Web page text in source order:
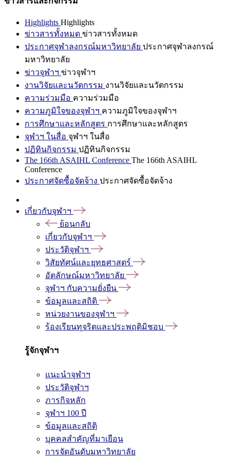
Highlights Highlights
ข่าวสารทั้งหมด ข่าวสารทั้งหมด
ประกาศจุฬาลงกรณ์มหาวิทยาลัย ประกาศจุฬาลงกรณ์
มหาวิทยาลัย
ข่าวจุฬาฯ ข่าวจุฬาฯ
งานวิจัยและนวัตกรรม งานวิจัยและนวัตกรรม
ความร่วมมือ ความร่วมมือ
ความภูมิใจของจุฬาฯ ความภูมิใจของจุฬาฯ
การศึกษาและหลักสูตร การศึกษาและหลักสูตร
จุฬาฯ ในสื่อ จุฬาฯ ในสื่อ
ปฏิทินกิจกรรม ปฏิทินกิจกรรม
The 166th ASAIHL Conference The 166th ASAIHL
Conference
ประกาศจัดซื้อจัดจ้าง ประกาศจัดซื้อจัดจ้าง
เกี่ยวกับจุฬาฯ
ย้อนกลับ
เกี่ยวกับจุฬาฯ
ประวัติจุฬาฯ
วิสัยทัศน์และยุทธศาสตร์
อัตลักษณ์มหาวิทยาลัย
จุฬาฯ กับความยั่งยืน
ข้อมูลและสถิติ
หน่วยงานของจุฬาฯ
ร้องเรียนทุจริตและประพฤติมิชอบ
รู้จักจุฬาฯ
แนะนำจุฬาฯ
ประวัติจุฬาฯ
ภารกิจหลัก
จุฬาฯ 100 ปี
ข้อมูลและสถิติ
บุคคลสำคัญที่มาเยือน
การจัดอันดับมหาวิทยาลัย